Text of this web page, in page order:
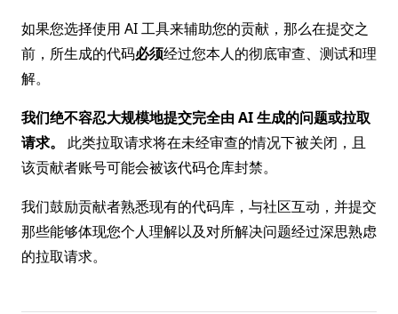
如果您选择使用 AI 工具来辅助您的贡献，那么在提交之
前，所生成的代码必须经过您本人的彻底审查、测试和理
解。
我们绝不容忍大规模地提交完全由 AI 生成的问题或拉取
请求。
此类拉取请求将在未经审查的情况下被关闭，且
该贡献者账号可能会被该代码仓库封禁。
我们鼓励贡献者熟悉现有的代码库，与社区互动，并提交
那些能够体现您个人理解以及对所解决问题经过深思熟虑
的拉取请求。